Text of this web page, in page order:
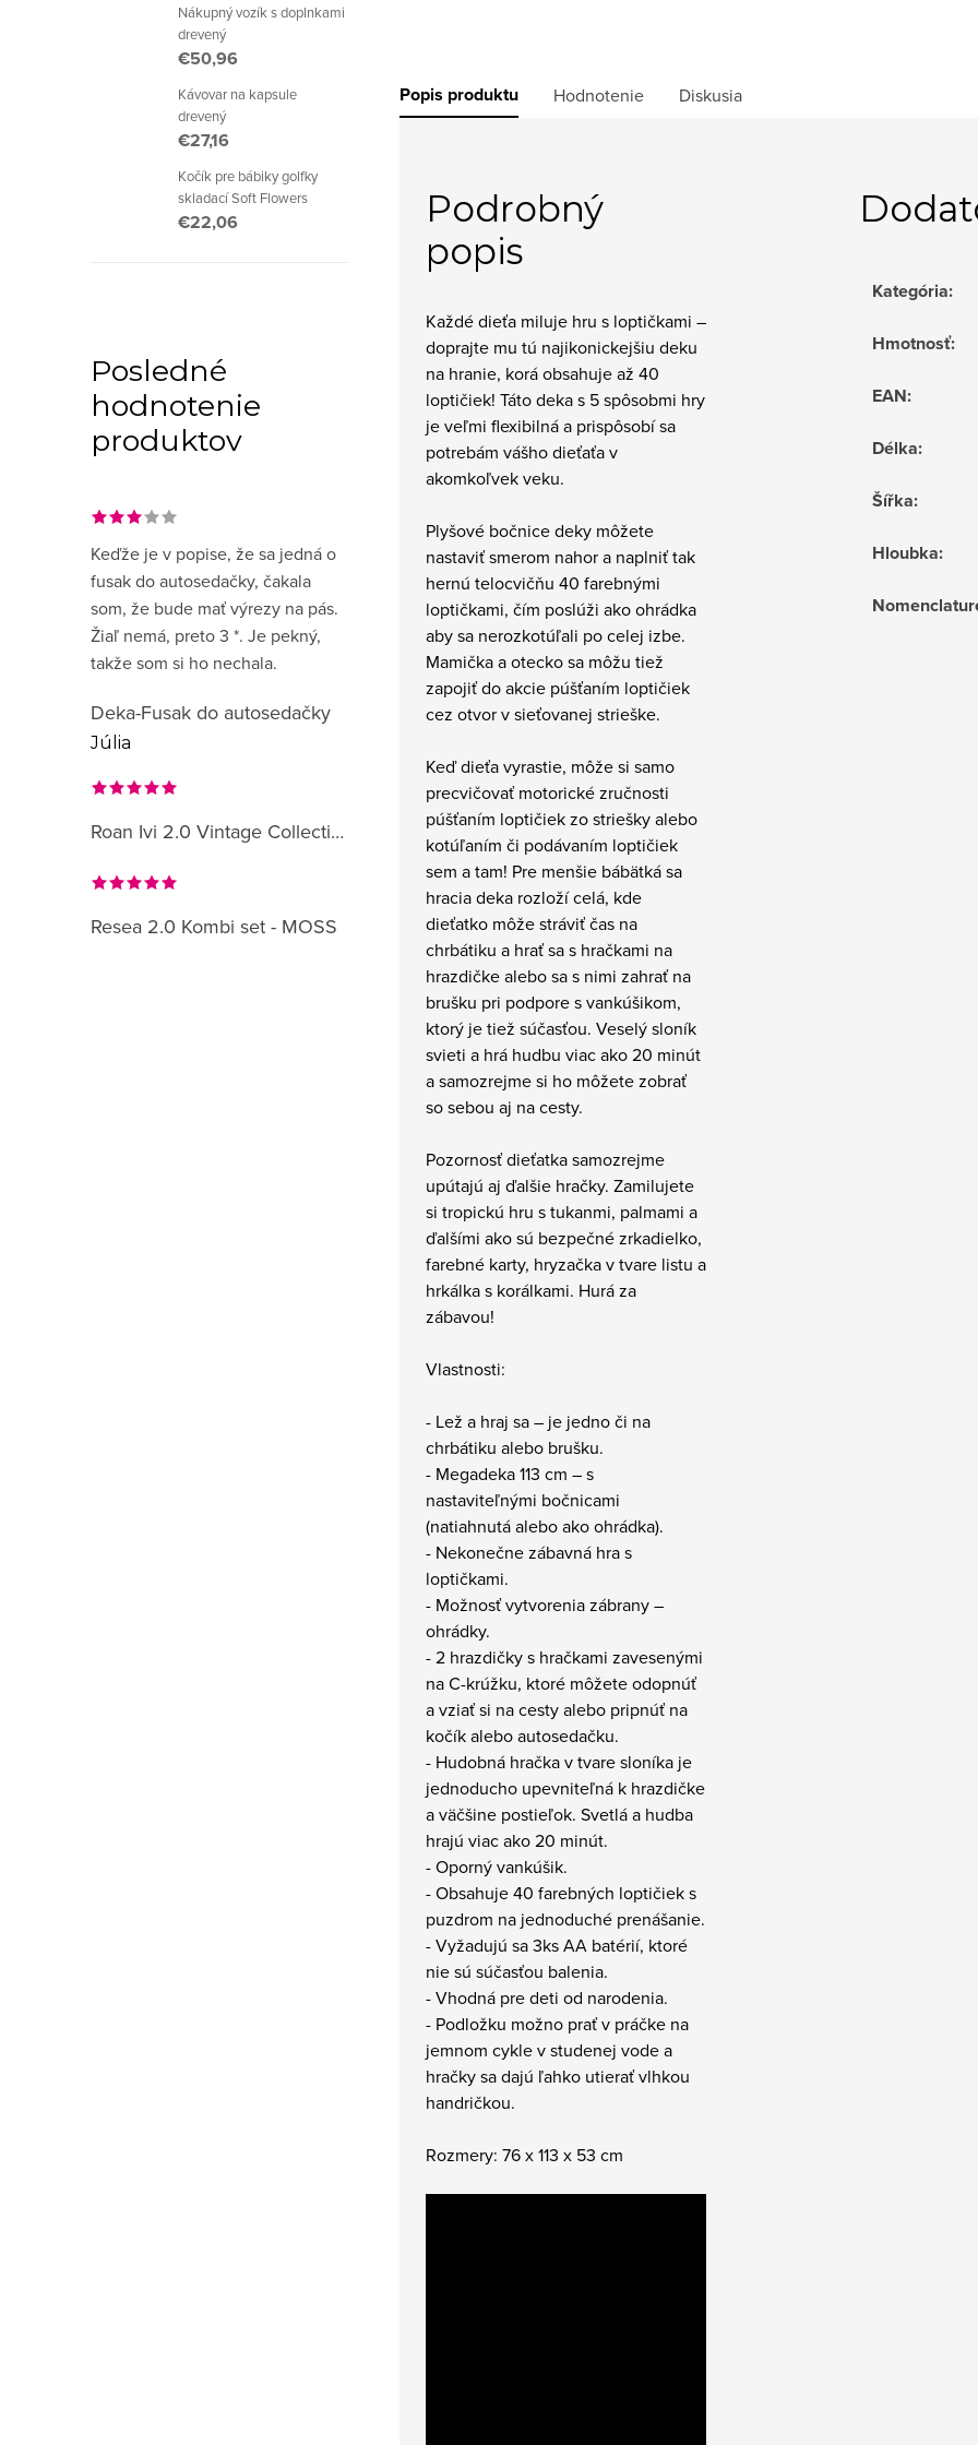
Nákupný vozík s doplnkami
drevený
€50,96
Kávovar na kapsule
drevený
€27,16
Kočík pre bábiky golfky
skladací Soft Flowers
€22,06
Posledné
hodnotenie
produktov
Keďže je v popise, že sa jedná o
fusak do autosedačky, čakala
som, že bude mať výrezy na pás.
Žiaľ nemá, preto 3 *. Je pekný,
takže som si ho nechala.
Deka-Fusak do autosedačky
Júlia
Roan Ivi 2.0 Vintage Collection
Resea 2.0 Kombi set - MOSS
Popis produktu Hodnotenie Diskusia
Podrobný
popis
Každé dieťa miluje hru s loptičkami –
doprajte mu tú najikonickejšiu deku
na hranie, korá obsahuje až 40
loptičiek! Táto deka s 5 spôsobmi hry
je veľmi flexibilná a prispôsobí sa
potrebám vášho dieťaťa v
akomkoľvek veku.
Plyšové bočnice deky môžete
nastaviť smerom nahor a naplniť tak
hernú telocvičňu 40 farebnými
loptičkami, čím poslúži ako ohrádka
aby sa nerozkotúľali po celej izbe.
Mamička a otecko sa môžu tiež
zapojiť do akcie púšťaním loptičiek
cez otvor v sieťovanej strieške.
Keď dieťa vyrastie, môže si samo
precvičovať motorické zručnosti
púšťaním loptičiek zo striešky alebo
kotúľaním či podávaním loptičiek
sem a tam! Pre menšie bábätká sa
hracia deka rozloží celá, kde
dieťatko môže stráviť čas na
chrbátiku a hrať sa s hračkami na
hrazdičke alebo sa s nimi zahrať na
brušku pri podpore s vankúšikom,
ktorý je tiež súčasťou. Veselý sloník
svieti a hrá hudbu viac ako 20 minút
a samozrejme si ho môžete zobrať
so sebou aj na cesty.
Pozornosť dieťatka samozrejme
upútajú aj ďalšie hračky. Zamilujete
si tropickú hru s tukanmi, palmami a
ďalšími ako sú bezpečné zrkadielko,
farebné karty, hryzačka v tvare listu a
hrkálka s korálkami. Hurá za
zábavou!
Vlastnosti:
- Lež a hraj sa – je jedno či na
chrbátiku alebo brušku.
- Megadeka 113 cm – s
nastaviteľnými bočnicami
(natiahnutá alebo ako ohrádka).
- Nekonečne zábavná hra s
loptičkami.
- Možnosť vytvorenia zábrany –
ohrádky.
- 2 hrazdičky s hračkami zavesenými
na C-krúžku, ktoré môžete odopnúť
a vziať si na cesty alebo pripnúť na
kočík alebo autosedačku.
- Hudobná hračka v tvare sloníka je
jednoducho upevniteľná k hrazdičke
a väčšine postieľok. Svetlá a hudba
hrajú viac ako 20 minút.
- Oporný vankúšik.
- Obsahuje 40 farebných loptičiek s
puzdrom na jednoduché prenášanie.
- Vyžadujú sa 3ks AA batérií, ktoré
nie sú súčasťou balenia.
- Vhodná pre deti od narodenia.
- Podložku možno prať v práčke na
jemnom cykle v studenej vode a
hračky sa dajú ľahko utierať vlhkou
handričkou.
Rozmery: 76 x 113 x 53 cm
Kategória:
Hmotnosť:
EAN:
Délka:
Šířka:
Hloubka: